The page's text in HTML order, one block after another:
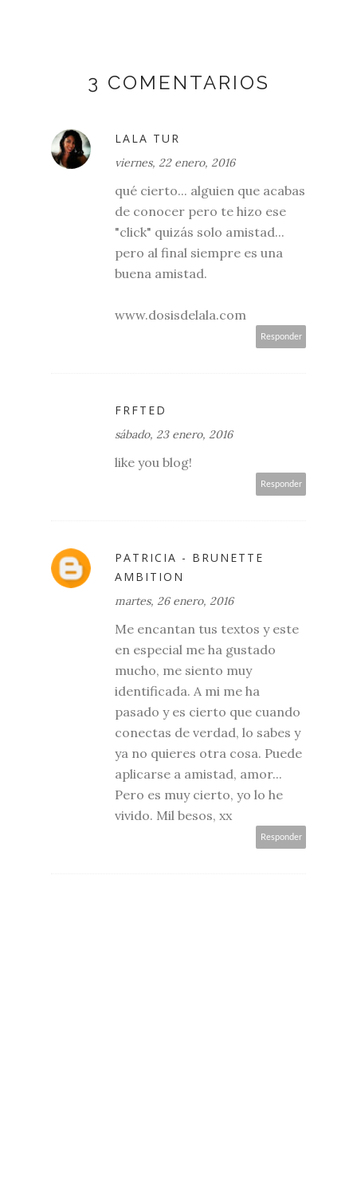
3 COMENTARIOS
LALA TUR
viernes, 22 enero, 2016
qué cierto... alguien que acabas
de conocer pero te hizo ese
"click" quizás solo amistad...
pero al final siempre es una
buena amistad.
www.dosisdelala.com
Responder
FRFTED
sábado, 23 enero, 2016
like you blog!
Responder
PATRICIA - BRUNETTE
AMBITION
martes, 26 enero, 2016
Me encantan tus textos y este
en especial me ha gustado
mucho, me siento muy
identificada. A mi me ha
pasado y es cierto que cuando
conectas de verdad, lo sabes y
ya no quieres otra cosa. Puede
aplicarse a amistad, amor...
Pero es muy cierto, yo lo he
vivido. Mil besos, xx
Responder